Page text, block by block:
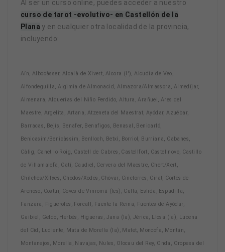
Al ser un curso online, puedes acceder a nuestro
curso de tarot -evolutivo- en Castellón de la
Plana y en cualquier otra localidad de la provincia,
incluyendo:
Aín, Albocàsser, Alcalà de Xivert, Alcora (l'), Alcudia de Veo,
Alfondeguilla, Algimia de Almonacid, Almazora/Almassora, Almedíjar,
Almenara, Alquerías del Niño Perdido, Altura, Arañuel, Ares del
Maestre, Argelita, Artana, Atzeneta del Maestrat, Ayódar, Azuébar,
Barracas, Bejís, Benafer, Benafigos, Benasal, Benicarló,
Benicasim/Benicàssim, Benlloch, Betxí, Borriol, Burriana, Cabanes,
Càlig, Canet lo Roig, Castell de Cabres, Castellfort, Castellnovo, Castillo
de Villamalefa, Catí, Caudiel, Cervera del Maestre, Chert/Xert,
Chilches/Xilxes, Chodos/Xodos, Chóvar, Cinctorres, Cirat, Cortes de
Arenoso, Costur, Coves de Vinromà (les), Culla, Eslida, Espadilla,
Fanzara, Figueroles, Forcall, Fuente la Reina, Fuentes de Ayódar,
Gaibiel, Geldo, Herbés, Higueras, Jana (la), Jérica, Llosa (la), Lucena
del Cid, Ludiente, Mata de Morella (la), Matet, Moncofa, Montán,
Montanejos, Morella, Navajas, Nules, Olocau del Rey, Onda, Oropesa del